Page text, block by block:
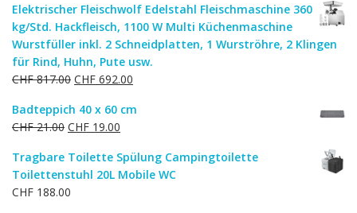
Elektrischer Fleischwolf Edelstahl Fleischmaschine 360
kg/Std. Hackfleisch, 1100 W Multi Küchenmaschine
Wurstfüller inkl. 2 Schneidplatten, 1 Wurströhre, 2 Klingen
für Rind, Huhn, Pute usw.
CHF817.00 Ursprünglicher
war:
CHF 817.00
CHF 692.00
ist:
Badteppich 40 x 60 cm
CHF21.00 Ursprünglicher
war:
CHF 21.00
CHF 19.00
ist:
CHF 19.00.
Tragbare Toilette Spülung Campingtoilette
Toilettenstuhl 20L Mobile WC
CHF 188.00